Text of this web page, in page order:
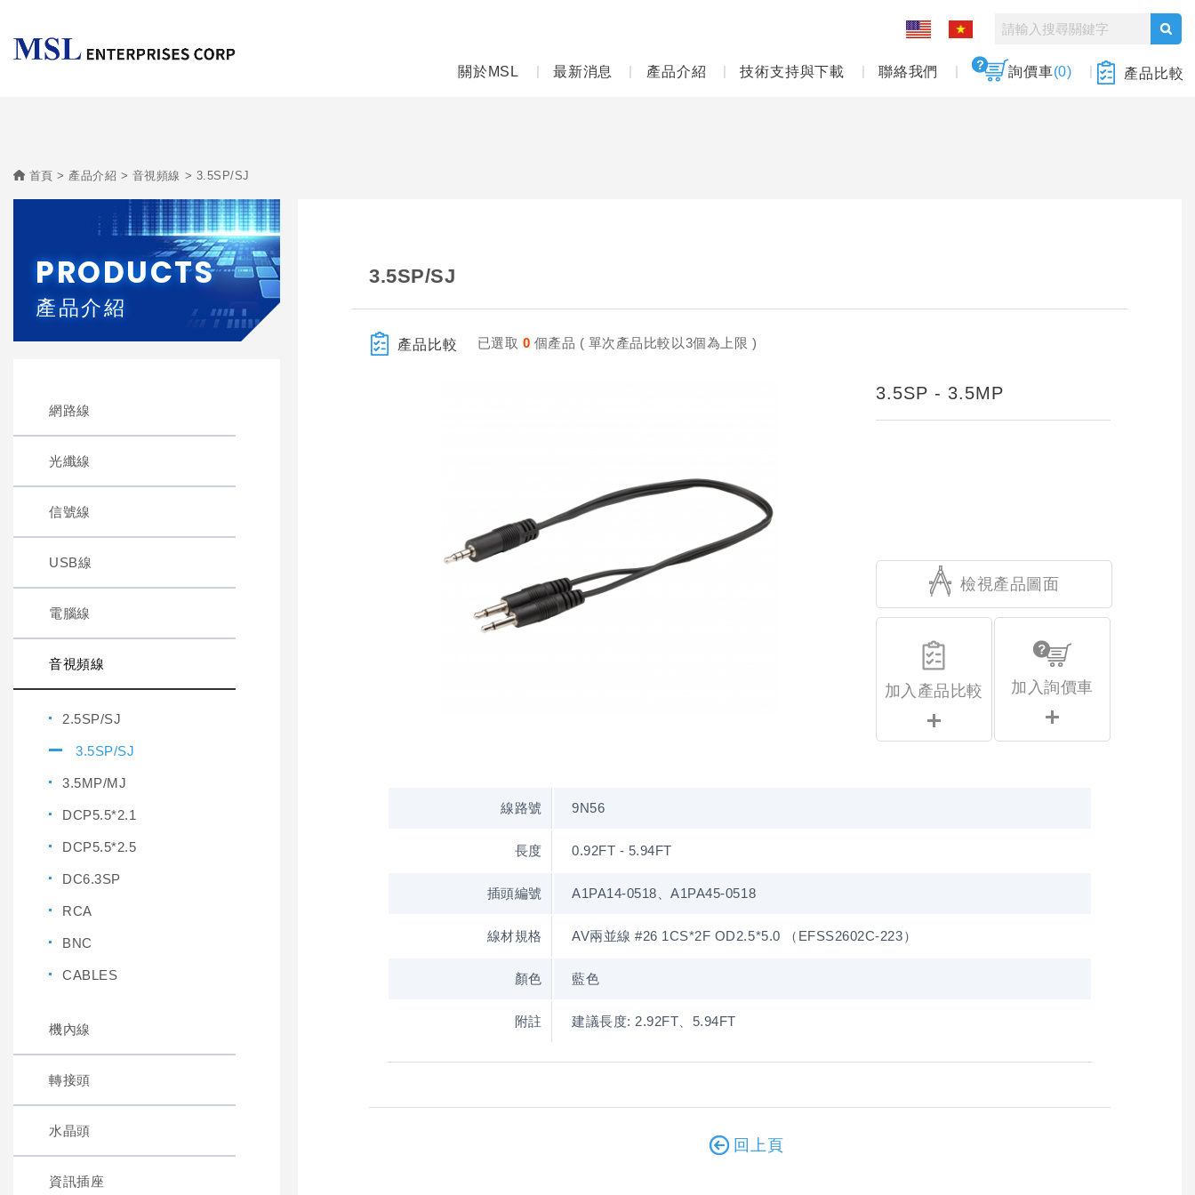
關於MSL 最新消息 產品介紹 技術支持與下載 聯絡我們 詢價車(0) 產品比較
首頁 產品介紹 音視頻線 3.5SP/SJ
PRODUCTS
產品介紹
網路線
光纖線
信號線
USB線
電腦線
音視頻線
2.5SP/SJ
3.5SP/SJ
3.5MP/MJ
DCP5.5*2.1
DCP5.5*2.5
DC6.3SP
RCA
BNC
CABLES
機內線
轉接頭
水晶頭
資訊插座
3.5SP/SJ
產品比較 已選取 0 個產品 ( 單次產品比較以3個為上限 )
3.5SP - 3.5MP
檢視產品圖面
加入產品比較 加入詢價車
線路號 9N56
長度 0.92FT - 5.94FT
插頭編號 A1PA14-0518、A1PA45-0518
線材規格 AV兩並線 #26 1CS*2F OD2.5*5.0 （EFSS2602C-223）
顏色 藍色
附註 建議長度: 2.92FT、5.94FT
回上頁